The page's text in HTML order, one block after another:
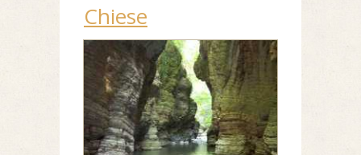
Chiese